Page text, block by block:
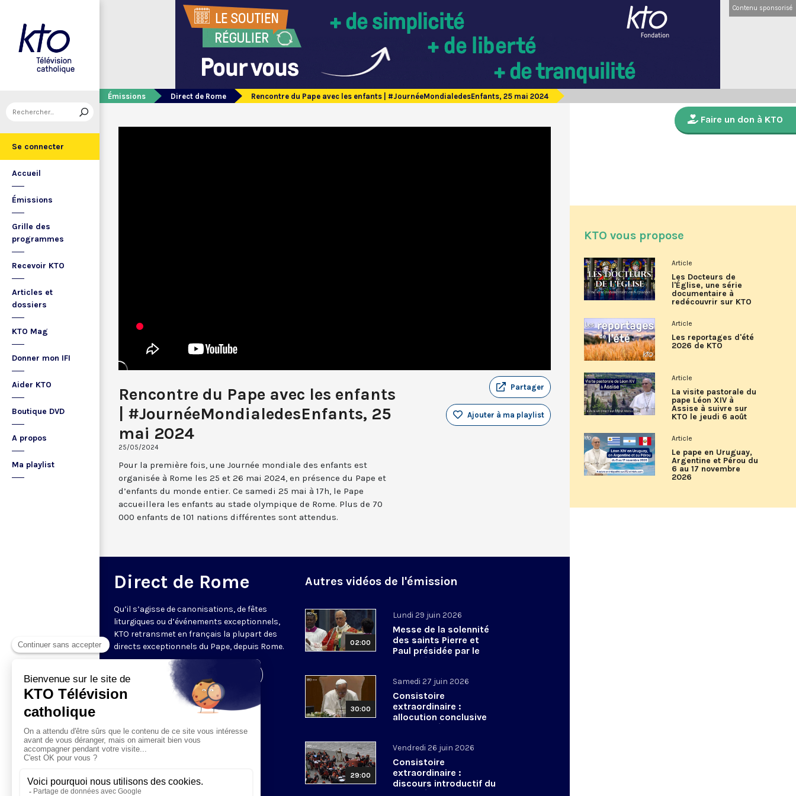
Se connecter
Accueil
Émissions
Grille des
programmes
Recevoir KTO
Articles et
dossiers
KTO Mag
Donner mon IFI
Aider KTO
Boutique DVD
A propos
Ma playlist
Contenu sponsorisé
Émissions Direct de Rome Rencontre du Pape avec les enfants | #JournéeMondialedesEnfants, 25 mai 2024
Rencontre du Pape avec les enfants
| #JournéeMondialedesEnfants, 25
mai 2024
25/05/2024
Partager
Ajouter à ma playlist
Pour la première fois, une Journée mondiale des enfants est
organisée à Rome les 25 et 26 mai 2024, en présence du Pape et
d’enfants du monde entier. Ce samedi 25 mai à 17h, le Pape
accueillera les enfants au stade olympique de Rome. Plus de 70
000 enfants de 101 nations différentes sont attendus.
Direct de Rome
Qu’il s’agisse de canonisations, de fêtes
liturgiques ou d’événements exceptionnels,
KTO retransmet en français la plupart des
directs exceptionnels du Pape, depuis Rome.
Visiter la page de l'émission
Autres vidéos de l'émission
02:00
Lundi 29 juin 2026
Messe de la solennité
des saints Pierre et
Paul présidée par le
pape Léon XIV - 29 juin
30:00
Samedi 27 juin 2026
Consistoire
extraordinaire :
allocution conclusive
du pape Léon XIV et Te
29:00
Vendredi 26 juin 2026
Consistoire
extraordinaire :
discours introductif du
pape Léon XIV - 26 juin
Faire un don à KTO
KTO vous propose
Article
Les Docteurs de
l'Église, une série
documentaire à
redécouvrir sur KTO
Article
Les reportages d'été
2026 de KTO
Article
La visite pastorale du
pape Léon XIV à
Assise à suivre sur
KTO le jeudi 6 août
Article
Le pape en Uruguay,
Argentine et Pérou du
6 au 17 novembre
2026